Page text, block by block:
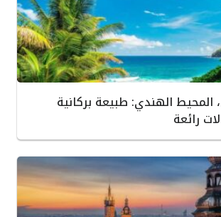
المحيط الهندي: طبيعة بركانية
رائعة